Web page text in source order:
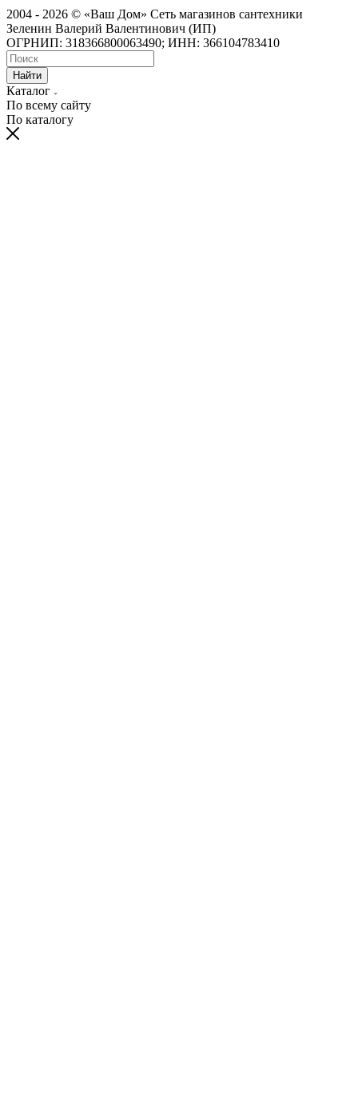
2004 - 2026 © «Ваш Дом» Сеть магазинов сантехники
Зеленин Валерий Валентинович (ИП)
ОГРНИП: 318366800063490; ИНН: 366104783410
Найти
Каталог
По всему сайту
По каталогу